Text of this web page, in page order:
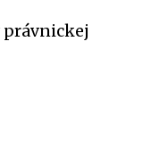
právnickej